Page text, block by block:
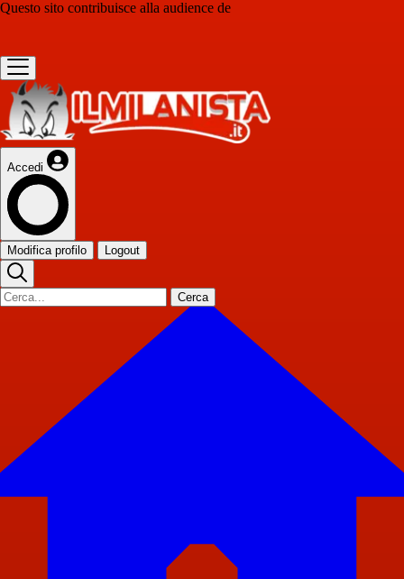
Questo sito contribuisce alla audience de
Accedi
Modifica profilo Logout
Cerca